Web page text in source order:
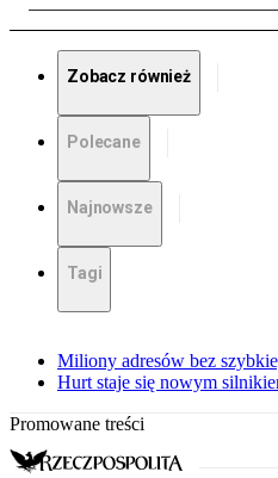
Zobacz również
Polecane
Najnowsze
Tagi
Miliony adresów bez
Hurt staje się nowym
Promowane treści